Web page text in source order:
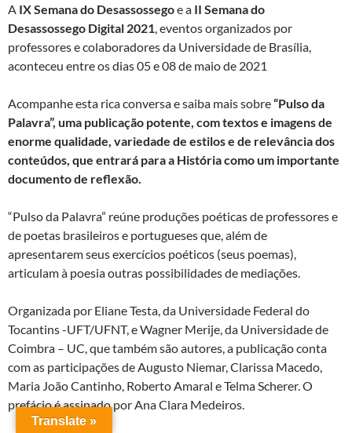
A IX Semana do Desassossegoe a II Semana do
Desassossego Digital 2021 , eventos organizados por
professores e colaboradores da Universidade de Brasília,
aconteceu entre os dias 05 e 08 de maio de 2021
Acompanhe esta rica conversa e saiba mais sobre“Pulso da
Palavra”, uma publicação potente, com textos e imagens de
enorme qualidade, variedade de estilos e de relevância dos
conteúdos, que entrará para a História como um importante
documento de reflexão.
“Pulso da Palavra” reúne produções poéticas de professores e
de poetas brasileiros e portugueses que, além de
apresentarem seus exercícios poéticos (seus poemas),
articulam à poesia outras possibilidades de mediações.
Organizada por Eliane Testa, da Universidade Federal do
Tocantins -UFT/UFNT, e Wagner Merije, da Universidade de
Coimbra – UC, que também são autores, a publicação conta
com as participações de Augusto Niemar, Clarissa Macedo,
Maria João Cantinho, Roberto Amaral e Telma Scherer. O
prefácio é assinado por Ana Clara Medeiros.
Translate »